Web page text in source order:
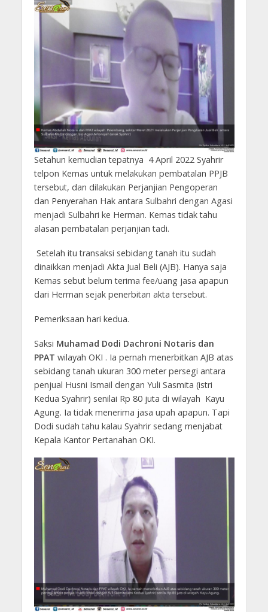
Setahun kemudian tepatnya 4 April 2022 Syahrir
telpon Kemas untuk melakukan pembatalan PPJB
tersebut, dan dilakukan Perjanjian Pengoperan
dan Penyerahan Hak antara Sulbahri dengan Agasi
menjadi Sulbahri ke Herman. Kemas tidak tahu
alasan pembatalan perjanjian tadi.
Setelah itu transaksi sebidang tanah itu sudah
dinaikkan menjadi Akta Jual Beli (AJB). Hanya saja
Kemas sebut belum terima fee/uang jasa apapun
dari Herman sejak penerbitan akta tersebut.
Pemeriksaan hari kedua.
Saksi Muhamad Dodi Dachroni Notaris dan
PPAT wilayah OKI . Ia pernah menerbitkan AJB atas
sebidang tanah ukuran 300 meter persegi antara
penjual Husni Ismail dengan Yuli Sasmita (istri
Kedua Syahrir) senilai Rp 80 juta di wilayah Kayu
Agung. Ia tidak menerima jasa upah apapun. Tapi
Dodi sudah tahu kalau Syahrir sedang menjabat
Kepala Kantor Pertanahan OKI.